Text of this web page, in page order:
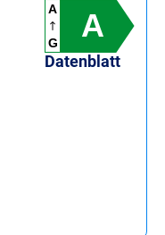
A
A
G
Datenblatt